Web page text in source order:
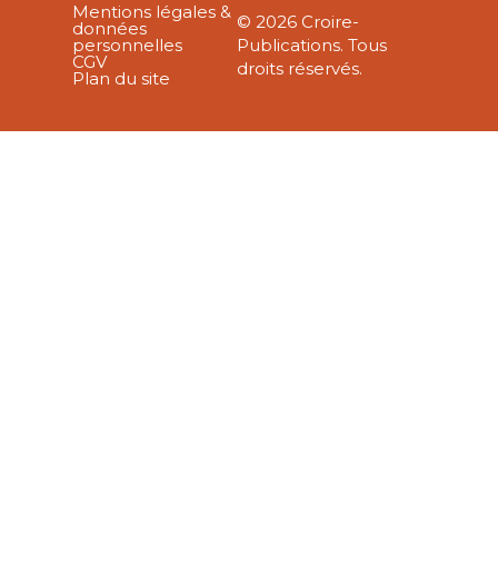
Mentions légales &
données
personnelles
CGV
Plan du site
© 2026 Croire-
Publications. Tous
droits réservés.